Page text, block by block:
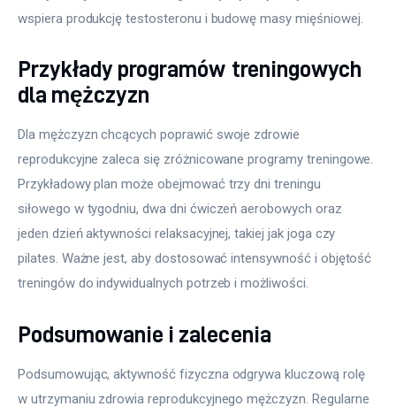
wspiera produkcję testosteronu i budowę masy mięśniowej.
Przykłady programów treningowych
dla mężczyzn
Dla mężczyzn chcących poprawić swoje zdrowie
reprodukcyjne zaleca się zróżnicowane programy treningowe.
Przykładowy plan może obejmować trzy dni treningu
siłowego w tygodniu, dwa dni ćwiczeń aerobowych oraz
jeden dzień aktywności relaksacyjnej, takiej jak joga czy
pilates. Ważne jest, aby dostosować intensywność i objętość
treningów do indywidualnych potrzeb i możliwości.
Podsumowanie i zalecenia
Podsumowując, aktywność fizyczna odgrywa kluczową rolę
w utrzymaniu zdrowia reprodukcyjnego mężczyzn. Regularne